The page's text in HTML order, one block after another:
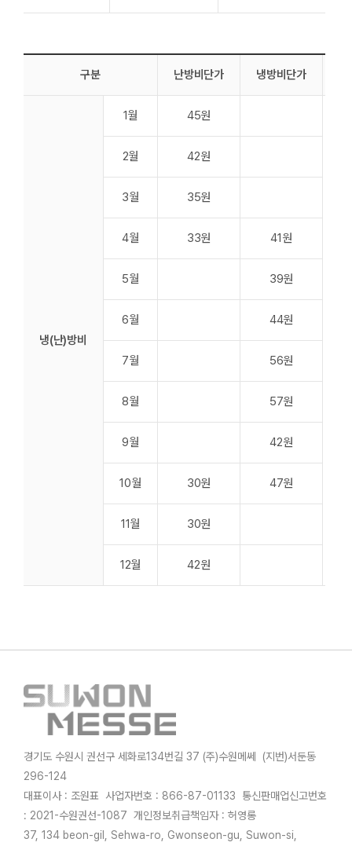
구분 난방비단가 냉방비단가
냉(난)방비
1월 45원
2월 42원
3월 35원
4월 33원 41원
5월 39원
6월 44원
7월 56원
8월 57원
9월 42원
10월 30원 47원
11월 30원
12월 42원
경기도 수원시 권선구 세화로134번길 37 (주)수원메쎄 (지번)서둔동
296-124
대표이사 : 조원표 사업자번호 : 866-87-01133 통신판매업신고번호
: 2021-수원권선-1087 개인정보취급책임자 : 허영롱
37, 134 beon-gil, Sehwa-ro, Gwonseon-gu, Suwon-si,